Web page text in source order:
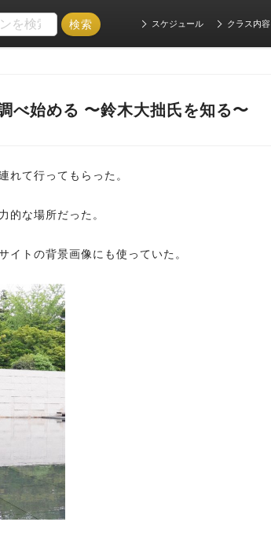
スケジュール クラス内容
べ始める 〜鈴木大拙氏を知る〜
れて行ってもらった。
的な場所だった。
イトの背景画像にも使っていた。